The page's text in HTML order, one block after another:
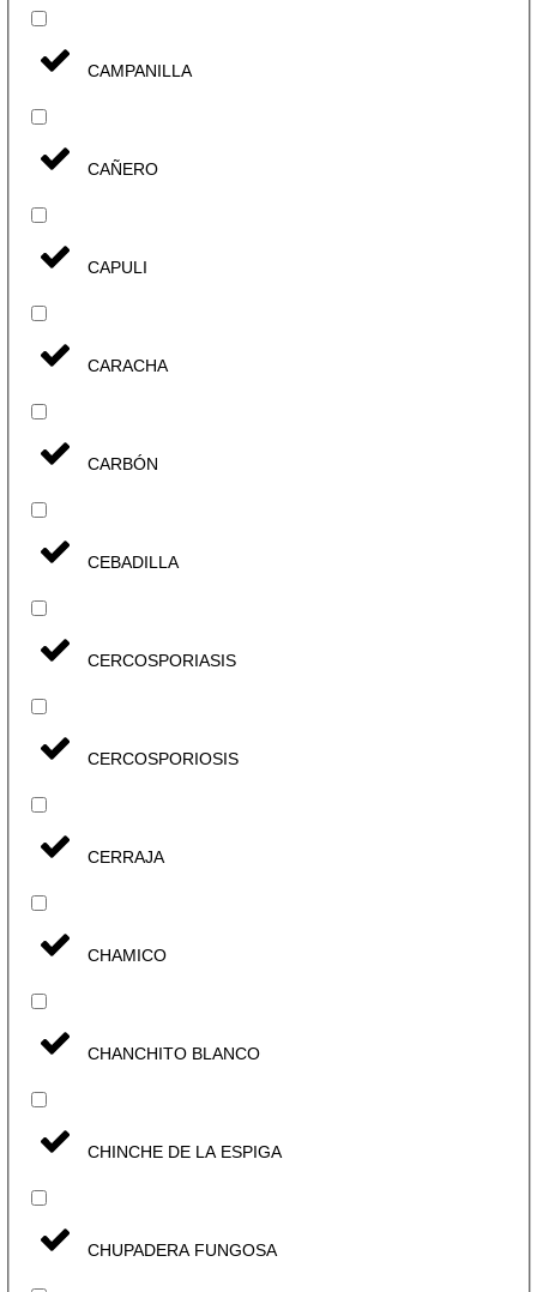
CAMPANILLA
CAÑERO
CAPULI
CARACHA
CARBÓN
CEBADILLA
CERCOSPORIASIS
CERCOSPORIOSIS
CERRAJA
CHAMICO
CHANCHITO BLANCO
CHINCHE DE LA ESPIGA
CHUPADERA FUNGOSA